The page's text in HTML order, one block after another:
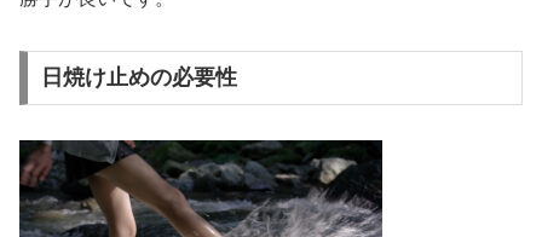
日焼け止めの必要性